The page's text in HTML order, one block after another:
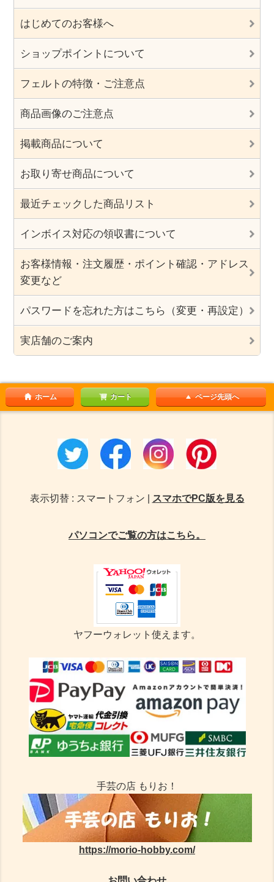
はじめてのお客様へ
ショップポイントについて
フェルトの特徴・ご注意点
商品画像のご注意点
掲載商品について
お取り寄せ商品について
最近チェックした商品リスト
インボイス対応の領収書について
お客様情報・注文履歴・ポイント確認・アドレス
変更など
パスワードを忘れた方はこちら（変更・再設定）
実店舗のご案内
ホーム カート ページ先頭へ
表示切替 : スマートフォン | スマホでPC版を見る
パソコンでご覧の方はこちら。
ヤフーウォレット使えます。
手芸の店 もりお！
https://morio-hobby.com/